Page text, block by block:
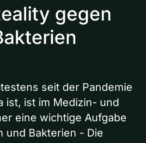
gegen
seit der Pandemie
ist, ist im Medizin- und
eine wichtige Aufgabe
und Bakterien - Die